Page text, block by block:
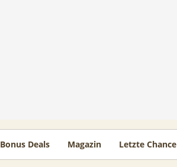
Bonus Deals Magazin Letzte Chance